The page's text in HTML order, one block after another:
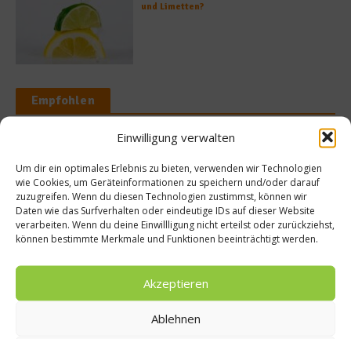
Einwilligung verwalten
Um dir ein optimales Erlebnis zu bieten, verwenden wir Technologien
wie Cookies, um Geräteinformationen zu speichern und/oder darauf
zuzugreifen. Wenn du diesen Technologien zustimmst, können wir
Daten wie das Surfverhalten oder eindeutige IDs auf dieser Website
verarbeiten. Wenn du deine Einwillligung nicht erteilst oder zurückziehst,
können bestimmte Merkmale und Funktionen beeinträchtigt werden.
Akzeptieren
Ablehnen
und Limetten?
Empfohlen
man, dass
wird
2015
Gesundes &
Kartoffel und